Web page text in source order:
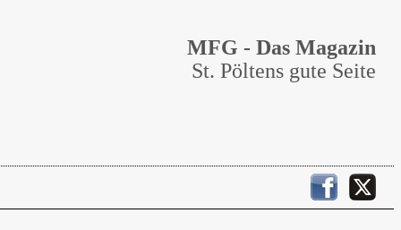
MFG - Das Magazin
St. Pöltens gute Seite